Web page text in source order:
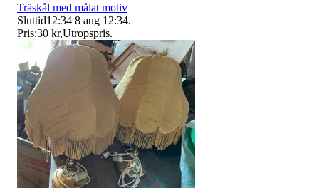
Träskål med målat motiv
Sluttid12:34 8 aug 12:34.
Pris:30 kr,Utropspris.